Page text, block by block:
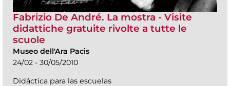
Fabrizio De André. La mostra - Visite
didattiche gratuite rivolte a tutte le
scuole
Museo dell'Ara Pacis
24/02 - 30/05/2010
Didáctica para las escuelas